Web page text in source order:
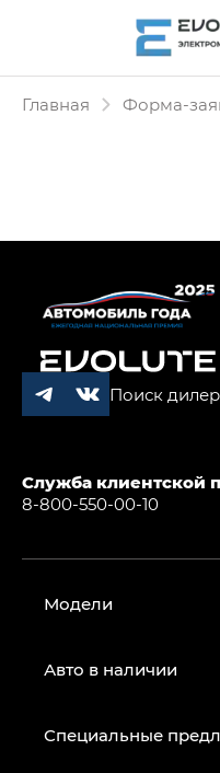
Главная Форма-
Поиск
Служба клиентской
8-800-550-00-10
Модели
Авто в наличии
Специальные